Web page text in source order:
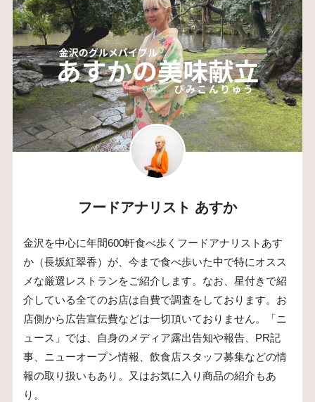
フードアナリスト あすか
金沢を中心に年間600軒食べ歩くフードアナリストあす
か（長坂紅翠香）が、今まで食べ歩いた中で特にオスス
メな厳選レストランをご紹介します。なお、星付きで紹
介している全てのお店は自費で調査をしております。お
店側から広告宣伝費などは一切頂いておりません。「ニ
ュース」では、自身のメディア露出告知や報告、PR記
事、ニューオープン情報、飲食店スタッフ募集などの情
報の取り扱いもあり。又はお気に入り商品の紹介もあ
り。